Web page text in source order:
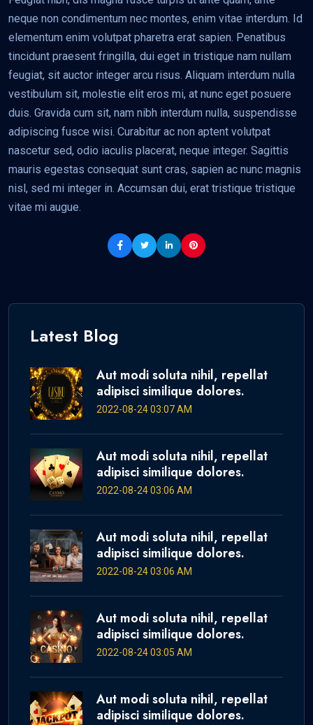
neque non condimentum nec montes, enim vitae interdum. Id
elementum enim volutpat pharetra erat sapien. Penatibus
tincidunt praesent fringilla, dui eget in tristique nam nullam
feugiat, sit auctor integer arcu risus. Aliquam interdum nulla
vestibulum sit, molestie elit eros mi, at nunc eget posuere
duis. Gravida cum sit, nam nibh interdum nulla, suspendisse
adipiscing fusce wisi. Curabitur ac non aptent volutpat
nascetur sed, odio iaculis placerat, neque integer. Sagittis
mauris egestas consequat sunt cras, sapien ac nunc magnis
nisl, sed mi integer in. Accumsan dui, erat tristique tristique
vitae mi augue.
Latest Blog
Aut modi soluta nihil, repellat
adipisci similique dolores.
2022-08-24 03:07 AM
Aut modi soluta nihil, repellat
adipisci similique dolores.
2022-08-24 03:06 AM
Aut modi soluta nihil, repellat
adipisci similique dolores.
2022-08-24 03:06 AM
Aut modi soluta nihil, repellat
adipisci similique dolores.
2022-08-24 03:05 AM
Aut modi soluta nihil, repellat
adipisci similique dolores.